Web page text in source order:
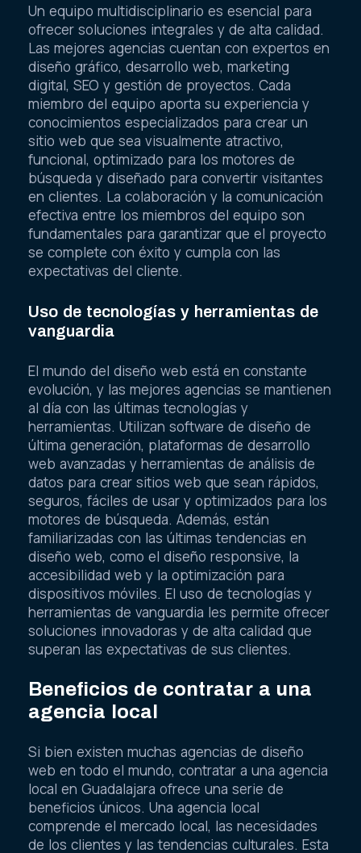
Un equipo multidisciplinario es esencial para
ofrecer soluciones integrales y de alta calidad.
Las mejores agencias cuentan con expertos en
diseño gráfico, desarrollo web, marketing
digital, SEO y gestión de proyectos. Cada
miembro del equipo aporta su experiencia y
conocimientos especializados para crear un
sitio web que sea visualmente atractivo,
funcional, optimizado para los motores de
búsqueda y diseñado para convertir visitantes
en clientes. La colaboración y la comunicación
efectiva entre los miembros del equipo son
fundamentales para garantizar que el proyecto
se complete con éxito y cumpla con las
expectativas del cliente.
Uso de tecnologías y herramientas de
vanguardia
El mundo del diseño web está en constante
evolución, y las mejores agencias se mantienen
al día con las últimas tecnologías y
herramientas. Utilizan software de diseño de
última generación, plataformas de desarrollo
web avanzadas y herramientas de análisis de
datos para crear sitios web que sean rápidos,
seguros, fáciles de usar y optimizados para los
motores de búsqueda. Además, están
familiarizadas con las últimas tendencias en
diseño web, como el diseño responsive, la
accesibilidad web y la optimización para
dispositivos móviles. El uso de tecnologías y
herramientas de vanguardia les permite ofrecer
soluciones innovadoras y de alta calidad que
superan las expectativas de sus clientes.
Beneficios de contratar a una
agencia local
Si bien existen muchas agencias de diseño
web en todo el mundo, contratar a una agencia
local en Guadalajara ofrece una serie de
beneficios únicos. Una agencia local
comprende el mercado local, las necesidades
de los clientes y las tendencias culturales. Esta